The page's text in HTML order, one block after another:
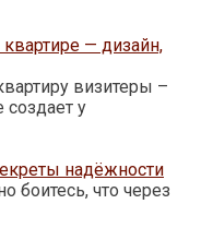
— дизайн,
визитеры –
у
надёжности
боитесь, что через